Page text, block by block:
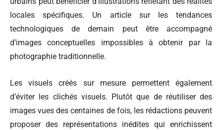
locales spécifiques. Un article sur les tendances
technologiques de demain peut être accompagné
d’images conceptuelles impossibles à obtenir par la
photographie traditionnelle.
Les visuels créés sur mesure permettent également
d’éviter les clichés visuels. Plutôt que de réutiliser des
images vues des centaines de fois, les rédactions peuvent
proposer des représentations inédites qui enrichissent